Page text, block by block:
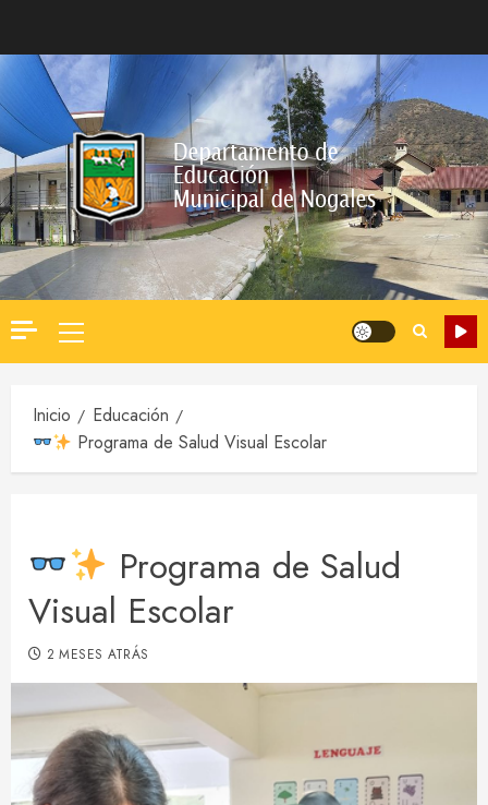
contenido
Menú
principal
Inicio
Educación
Programa de Salud Visual Escolar
Programa de Salud
Visual Escolar
2 MESES ATRÁS